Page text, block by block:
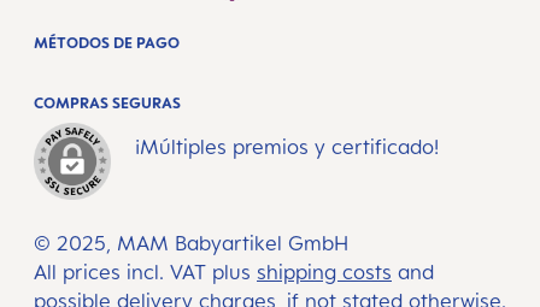
© 2025, MAM Babyartikel GmbH
All prices incl. VAT plus shipping costs and
possible delivery charges, if not stated otherwise.
COMPRAS SEGURAS
¡Múltiples premios y certificado!
MÉTODOS DE PAGO